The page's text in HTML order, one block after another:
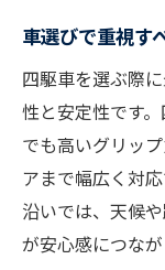
四駆
車
車を
アウトド
車で
四駆
車選びで重視す
四駆車を選ぶ際
性と安定性です
でも高いグリッ
アまで幅広く対
沿いでは、天候
が安心感につなが